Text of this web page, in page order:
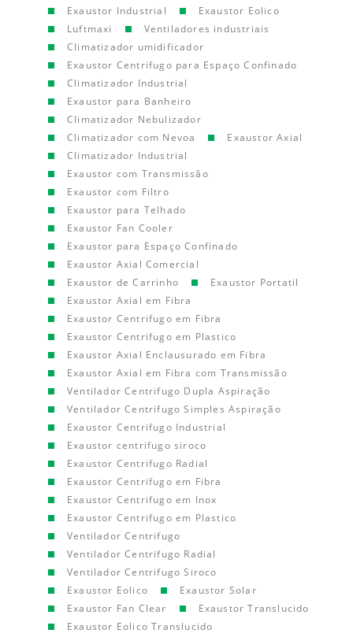
Exaustor Industrial
Exaustor Eolico
Luftmaxi
Ventiladores industriais
Climatizador umidificador
Exaustor Centrifugo para Espaço Confinado
Climatizador Industrial
Exaustor para Banheiro
Climatizador Nebulizador
Climatizador com Nevoa
Exaustor Axial
Climatizador Industrial
Exaustor com Transmissão
Exaustor com Filtro
Exaustor para Telhado
Exaustor Fan Cooler
Exaustor para Espaço Confinado
Exaustor Axial Comercial
Exaustor de Carrinho
Exaustor Portatil
Exaustor Axial em Fibra
Exaustor Centrifugo em Fibra
Exaustor Centrifugo em Plastico
Exaustor Axial Enclausurado em Fibra
Exaustor Axial em Fibra com Transmissão
Ventilador Centrifugo Dupla Aspiração
Ventilador Centrifugo Simples Aspiração
Exaustor Centrifugo Industrial
Exaustor centrifugo siroco
Exaustor Centrifugo Radial
Exaustor Centrifugo em Fibra
Exaustor Centrifugo em Inox
Exaustor Centrifugo em Plastico
Ventilador Centrifugo
Ventilador Centrifugo Radial
Ventilador Centrifugo Siroco
Exaustor Eolico
Exaustor Solar
Exaustor Fan Clear
Exaustor Translucido
Exaustor Eolico Translucido